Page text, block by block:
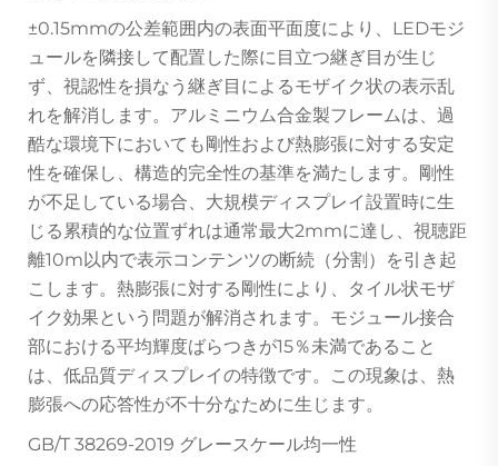
±0.15mmの公差範囲内の表面平面度により、LEDモジ
ュールを隣接して配置した際に目立つ継ぎ目が生じ
ず、視認性を損なう継ぎ目によるモザイク状の表示乱
れを解消します。アルミニウム合金製フレームは、過
酷な環境下においても剛性および熱膨張に対する安定
性を確保し、構造的完全性の基準を満たします。剛性
が不足している場合、大規模ディスプレイ設置時に生
じる累積的な位置ずれは通常最大2mmに達し、視聴距
離10m以内で表示コンテンツの断続（分割）を引き起
こします。熱膨張に対する剛性により、タイル状モザ
イク効果という問題が解消されます。モジュール接合
部における平均輝度ばらつきが15％未満であること
は、低品質ディスプレイの特徴です。この現象は、熱
膨張への応答性が不十分なために生じます。
GB/T 38269-2019 グレースケール均一性